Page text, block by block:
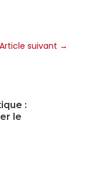
Article suivant →
:
le